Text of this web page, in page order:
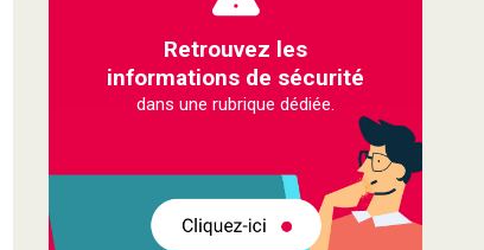
Retrouvez les
informations de sécurité
dans une rubrique dédiée.